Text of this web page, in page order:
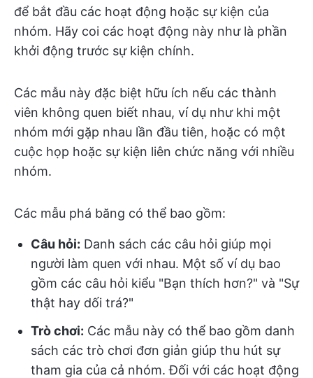
để bắt đầu các hoạt động hoặc sự kiện của
nhóm. Hãy coi các hoạt động này như là phần
khởi động trước sự kiện chính.
Các mẫu này đặc biệt hữu ích nếu các thành
viên không quen biết nhau, ví dụ như khi một
nhóm mới gặp nhau lần đầu tiên, hoặc có một
cuộc họp hoặc sự kiện liên chức năng với nhiều
nhóm.
Các mẫu phá băng có thể bao gồm:
Câu hỏi: Danh sách các câu hỏi giúp mọi
người làm quen với nhau. Một số ví dụ bao
gồm các câu hỏi kiểu "Bạn thích hơn?" và "Sự
thật hay dối trá?"
Trò chơi: Các mẫu này có thể bao gồm danh
sách các trò chơi đơn giản giúp thu hút sự
tham gia của cả nhóm. Đối với các hoạt động